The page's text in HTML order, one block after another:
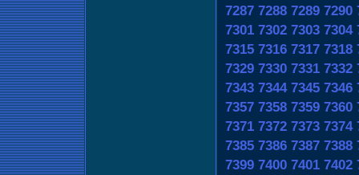
7287 7288 7289 7290
7301 7302 7303 7304
7315 7316 7317 7318
7329 7330 7331 7332
7343 7344 7345 7346
7357 7358 7359 7360
7371 7372 7373 7374
7385 7386 7387 7388
7399 7400 7401 7402